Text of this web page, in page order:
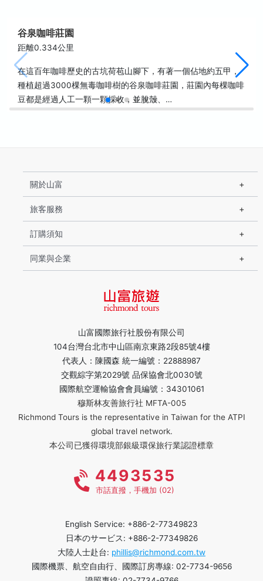
谷泉咖啡莊園
距離0.334公里
在這百年咖啡歷史的古坑荷苞山腳下，有著一個佔地約五甲，
種植超過3000棵無毒咖啡樹的谷泉咖啡莊園，莊園內每棵咖啡
豆都是經過人工一顆一顆採收，並脫殼、…
山富國際旅行社股份有限公司
104台灣台北市中山區南京東路2段85號4樓
代表人：陳國森 統一編號：22888987
交觀綜字第2029號 品保協會北0030號
國際航空運輸協會會員編號：34301061
穆斯林友善旅行社 MFTA-005
Richmond Tours is the representative in Taiwan for the ATPI
global travel network.
本公司已獲得環境部銀級環保旅行業認證標章
關於山富
旅客服務
訂購須知
同業與企業
4493535
市話直撥，手機加 (02)
English Service: +886-2-77349823
日本のサービス: +886-2-77349826
大陸人士赴台: phillis@richmond.com.tw
國際機票、航空自由行、國際訂房專線: 02-7734-9656